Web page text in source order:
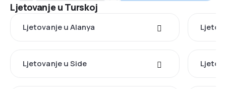
Ljetovanje u Turskoj
Ljetovanje u Alanya
Ljetovanje u Side